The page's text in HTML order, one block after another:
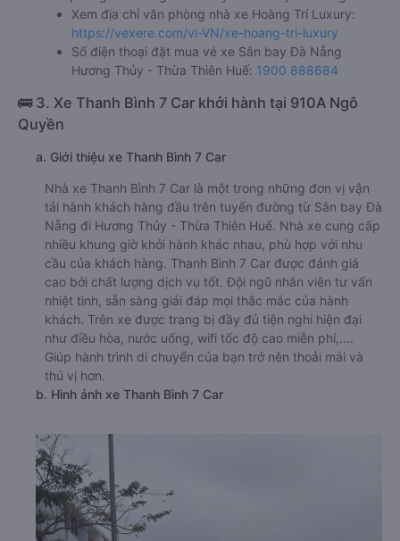
Xem địa chỉ văn phòng nhà xe Hoàng Trí Luxury:
https://vexere.com/vi-VN/xe-hoang-tri-luxury
Số điện thoại đặt mua vé xe Sân bay Đà Nẵng
Hương Thủy - Thừa Thiên Huế: 1900 888684
🚌 3. Xe Thanh Bình 7 Car khởi hành tại 910A Ngô
Quyền
a. Giới thiệu xe Thanh Bình 7 Car
Nhà xe Thanh Bình 7 Car là một trong những đơn vị vận
tải hành khách hàng đầu trên tuyến đường từ Sân bay Đà
Nẵng đi Hương Thủy - Thừa Thiên Huế. Nhà xe cung cấp
nhiều khung giờ khởi hành khác nhau, phù hợp với nhu
cầu của khách hàng. Thanh Bình 7 Car được đánh giá
cao bởi chất lượng dịch vụ tốt. Đội ngũ nhân viên tư vấn
nhiệt tình, sẵn sàng giải đáp mọi thắc mắc của hành
khách. Trên xe được trang bị đầy đủ tiện nghi hiện đại
như điều hòa, nước uống, wifi tốc độ cao miễn phí,....
Giúp hành trình di chuyển của bạn trở nên thoải mái và
thú vị hơn.
b. Hình ảnh xe Thanh Bình 7 Car